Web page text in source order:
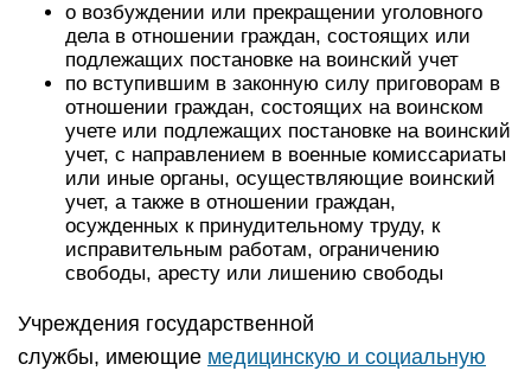
о возбуждении или прекращении уголовного
дела в отношении граждан, состоящих или
подлежащих постановке на воинский учет
по вступившим в законную силу приговорам в
отношении граждан, состоящих на воинском
учете или подлежащих постановке на воинский
учет, с направлением в военные комиссариаты
или иные органы, осуществляющие воинский
учет, а также в отношении граждан,
осужденных к принудительному труду, к
исправительным работам, ограничению
свободы, аресту или лишению свободы
Учреждения государственной
службы, имеющие медицинскую и социальную